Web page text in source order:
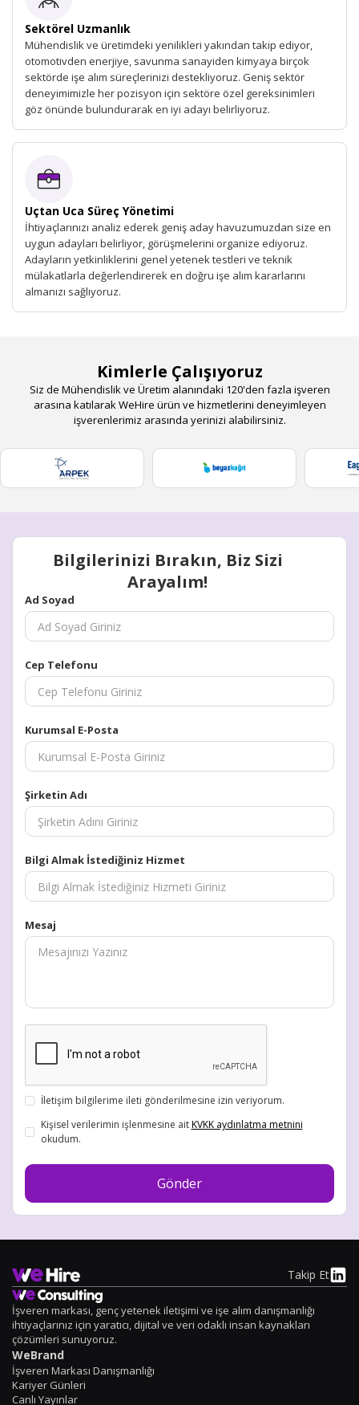
Sektörel Uzmanlık
Mühendislik ve üretimdeki yenilikleri yakından takip ediyor,
otomotivden enerjiye, savunma sanayiden kimyaya birçok
sektörde işe alım süreçlerinizi destekliyoruz. Geniş sektör
deneyimimizle her pozisyon için sektöre özel gereksinimleri
göz önünde bulundurarak en iyi adayı belirliyoruz.
Uçtan Uca Süreç Yönetimi
İhtiyaçlarınızı analiz ederek geniş aday havuzumuzdan size en
uygun adayları belirliyor, görüşmelerini organize ediyoruz.
Adayların yetkinliklerini genel yetenek testleri ve teknik
mülakatlarla değerlendirerek en doğru işe alım kararlarını
almanızı sağlıyoruz.
Kimlerle Çalışıyoruz
Siz de Mühendislik ve Üretim alanındaki 120'den fazla işveren
arasına katılarak WeHire ürün ve hizmetlerini deneyimleyen
işverenlerimiz arasında yerinizi alabilirsiniz.
Bilgilerinizi Bırakın, Biz Sizi
Arayalım!
Ad Soyad
Cep Telefonu
Kurumsal E-Posta
Şirketin Adı
Bilgi Almak İstediğiniz Hizmet
Mesaj
İletişim bilgilerime ileti gönderilmesine izin veriyorum.
Kişisel verilerimin işlenmesine aitKVKK aydınlatma metnini
okudum.
Takip Et
İşveren markası, genç yetenek iletişimi ve işe alım danışmanlığı
ihtiyaçlarınız için yaratıcı, dijital ve veri odaklı insan kaynakları
çözümleri sunuyoruz.
WeBrand
İşveren Markası Danışmanlığı
Kariyer Günleri
Canlı Yayınlar